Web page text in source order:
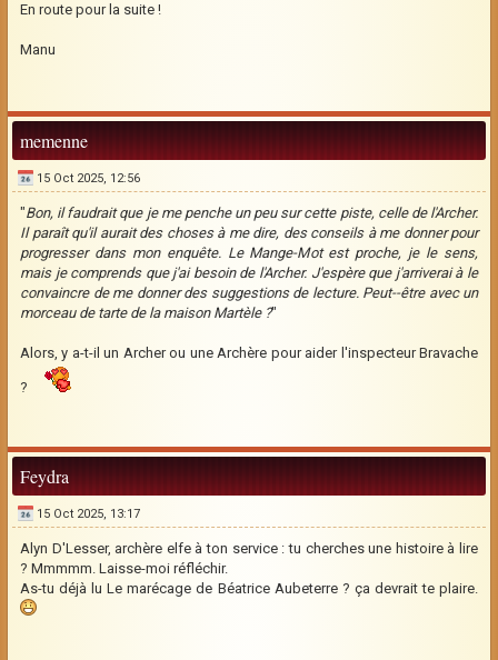
En route pour la suite !
Manu
memenne
15 Oct 2025, 12:56
"Bon, il faudrait que je me penche un peu sur cette piste, celle de l'Archer.
Il paraît qu'il aurait des choses à me dire, des conseils à me donner pour
progresser dans mon enquête. Le Mange-Mot est proche, je le sens,
mais je comprends que j'ai besoin de l'Archer. J'espère que j'arriverai à le
convaincre de me donner des suggestions de lecture. Peut--être avec un
morceau de tarte de la maison Martèle ?"
Alors, y a-t-il un Archer ou une Archère pour aider l'inspecteur Bravache
?
Feydra
15 Oct 2025, 13:17
Alyn D'Lesser, archère elfe à ton service : tu cherches une histoire à lire
? Mmmmm. Laisse-moi réfléchir.
As-tu déjà lu Le marécage de Béatrice Aubeterre ? ça devrait te plaire.